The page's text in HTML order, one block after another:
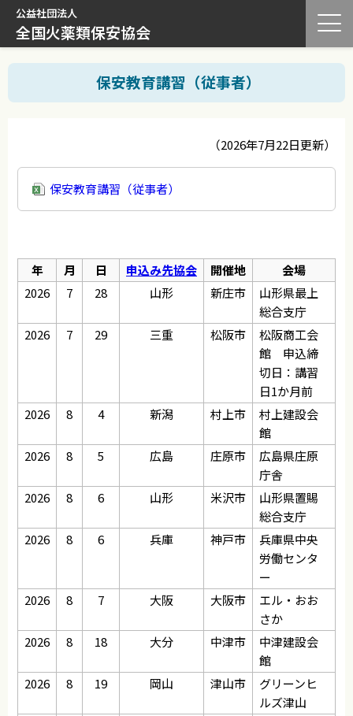
公益社団法人
全国火薬類保安協会
保安教育講習（従事者）
（2026年7月22日更新）
保安教育講習（従事者）
年 月 日 申込み先協会 開催地
会場
2026
7 28 山形 新庄市
山形県最上
総合支庁
2026
7 29 三重 松阪市
松阪商工会
館 申込締
切日：講習
日1か月前
2026
8 4 新潟 村上市
村上建設会
館
2026
8 5 広島 庄原市
広島県庄原
庁舎
2026
8 6 山形 米沢市
山形県置賜
総合支庁
2026
8 6 兵庫 神戸市
兵庫県中央
労働センタ
ー
2026
8 7 大阪 大阪市
エル・おお
さか
2026
8 18 大分 中津市
中津建設会
館
2026
8 19 岡山 津山市
グリーンヒ
ルズ津山